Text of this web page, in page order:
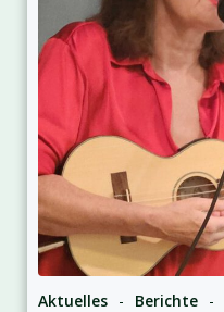
Aktuelles - Berichte -